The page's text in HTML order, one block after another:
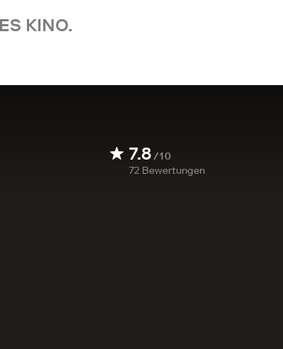
KINO.
7.8/10
72 Bewertungen